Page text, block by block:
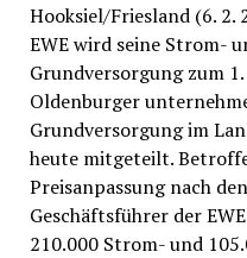
Hooksiel/Friesland (6. 2.
EWE wird seine Strom-
Grundversorgung zum
Oldenburger
Grundversorgung im
heute mitgeteilt.
Preisanpassung nach
Geschäftsführer der
210.000 Strom- und